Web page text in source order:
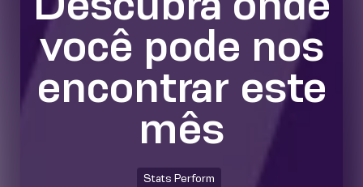
você pode nos
encontrar este
mês
Stats Perform